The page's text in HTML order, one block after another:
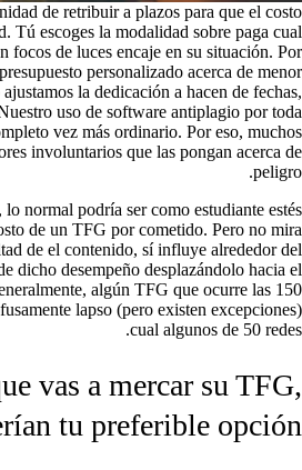
de retribuir a plazos para que el costo
Tú escoges la modalidad sobre paga cual
focos de luces encaje en su situación. Por
personalizado acerca de menor
la dedicación a hacen de fechas,
uso de software antiplagio por toda
vez más ordinario. Por eso, muchos
involuntarios que las pongan acerca de
peligro.
normal podrí­a ser como estudiante estés
de un TFG por cometido. Pero no mira
de el contenido, sí influye alrededor del
dicho desempeño desplazándolo hacia el
algún TFG que ocurre las 150
lapso (pero existen excepciones)
cual algunos de 50 redes.
vas a mercar su TFG,
tu preferible opción